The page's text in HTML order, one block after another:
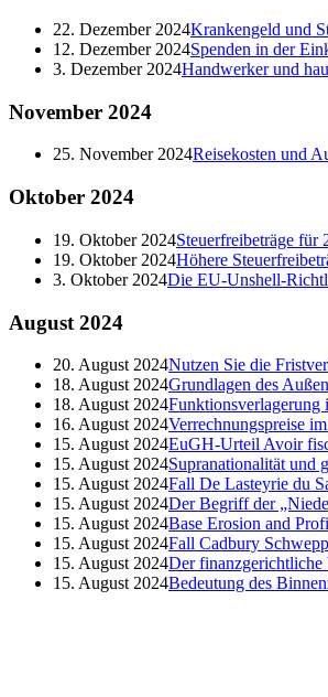
22. Dezember 2024Krankengeld und
12. Dezember 2024Spenden in der
3. Dezember 2024Handwerker und
November 2024
25. November 2024Reisekosten und
Oktober 2024
19. Oktober 2024Steuerfreibeträge für
19. Oktober 2024Höhere
3. Oktober 2024Die EU-Unshell-
August 2024
20. August 2024Nutzen Sie die
18. August 2024Grundlagen des
18. August 2024Funktionsverlagerung
16. August 2024Verrechnungspreise
15. August 2024EuGH-Urteil Avoir
15. August 2024Supranationalität und
15. August 2024Fall De Lasteyrie du
15. August 2024Der Begriff der
15. August 2024Base Erosion and
15. August 2024Fall Cadbury
15. August 2024Der finanzgerichtliche
15. August 2024Bedeutung des